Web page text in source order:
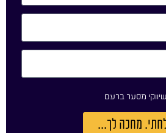
מסער ברעם
מחכה לך...